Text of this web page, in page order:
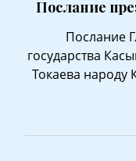
Послание
Послание
государства
Токаева народу